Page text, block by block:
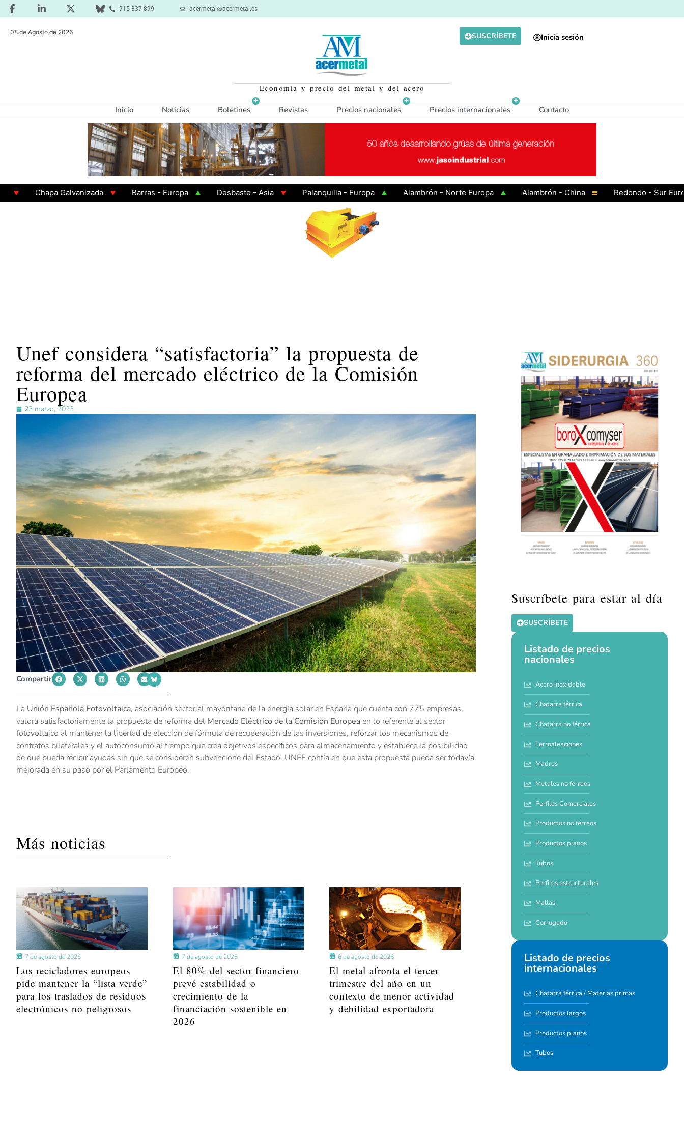
915 337 899 acermetal@acermetal.es
08 de Agosto de 2026
Economía y precio del metal y del acero
SUSCRÍBETE Inicia sesión
Inicio Noticias Boletines Revistas Precios nacionales Precios internacionales Contacto
Chapa Galvanizada Barras - Europa Desbaste - Asia Palanquilla - Europa Alambrón - Norte Europa Alambrón - China
Redondo - Sur Europa
Unef considera “satisfactoria” la propuesta de
reforma del mercado eléctrico de la Comisión
Europea
23 marzo, 2023
Compartir
La Unión Española Fotovoltaica, asociación sectorial mayoritaria de la energía solar en España que cuenta con 775 empresas,
valora satisfactoriamente la propuesta de reforma del Mercado Eléctrico de la Comisión Europeaen lo referente al sector
fotovoltaico al mantener la libertad de elección de fórmula de recuperación de las inversiones, reforzar los mecanismos de
contratos bilaterales y el autoconsumo al tiempo que crea objetivos específicos para almacenamiento y establece la posibilidad
de que pueda recibir ayudas sin que se consideren subvencione del Estado. UNEF confía en que esta propuesta pueda ser todavía
mejorada en su paso por el Parlamento Europeo.
Más noticias
7 de agosto de 2026
Los recicladores europeos
pide mantener la “lista verde”
para los traslados de residuos
electrónicos no peligrosos
7 de agosto de 2026
El 80% del sector financiero
prevé estabilidad o
crecimiento de la
financiación sostenible en
2026
6 de agosto de 2026
El metal afronta el tercer
trimestre del año en un
contexto de menor actividad
y debilidad exportadora
Suscríbete para estar al día
SUSCRÍBETE
Listado de precios
nacionales
Acero inoxidable
Chatarra férrica
Chatarra no férrica
Ferroaleaciones
Madres
Metales no férreos
Perfiles Comerciales
Productos no férreos
Productos planos
Tubos
Perfiles estructurales
Mallas
Corrugado
Listado de precios
internacionales
Chatarra férrica / Materias primas
Productos largos
Productos planos
Tubos